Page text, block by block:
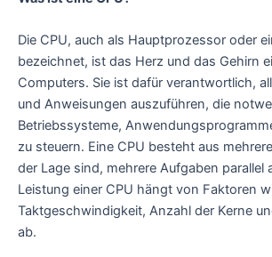
Die CPU, auch als Hauptprozessor oder
bezeichnet, ist das Herz und das Gehirn
Computers. Sie ist dafür verantwortlich,
und Anweisungen auszuführen, die
Betriebssysteme,
zu steuern. Eine CPU besteht aus
der Lage sind, mehrere Aufgaben parallel
Leistung einer CPU hängt von Faktoren
Taktgeschwindigkeit, Anzahl der Kerne
ab.